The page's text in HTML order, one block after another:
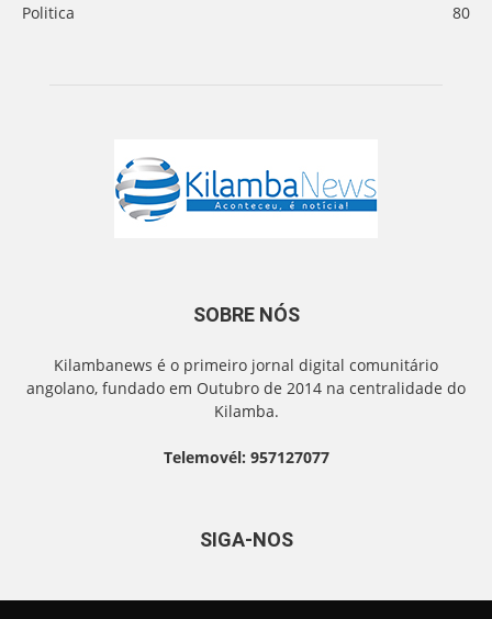
Politica
80
SOBRE NÓS
Kilambanews é o primeiro jornal digital comunitário
angolano, fundado em Outubro de 2014 na centralidade do
Kilamba.
Telemovél: 957127077
SIGA-NOS